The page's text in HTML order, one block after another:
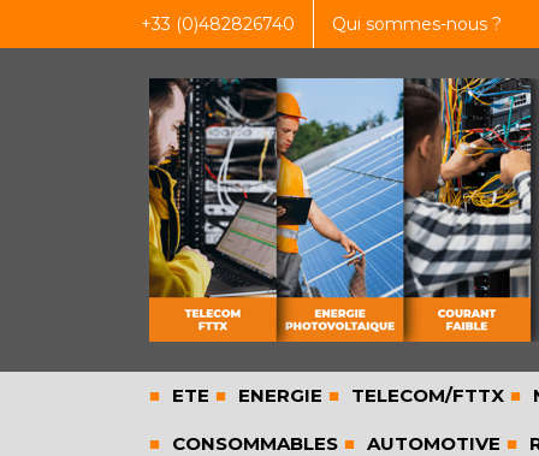
+33 (0)482826740 Qui sommes-nous ?
ETE ENERGIE TELECOM/FTTX
CONSOMMABLES AUTOMOTIVE